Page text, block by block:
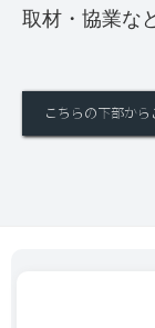
取材・協業な
こちらの下部か